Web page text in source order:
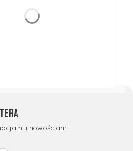
i nowościami.